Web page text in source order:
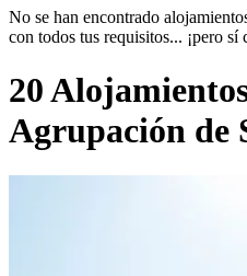
No se han encontrado
con todos tus requisitos... ¡pero sí
20
Agrupación de